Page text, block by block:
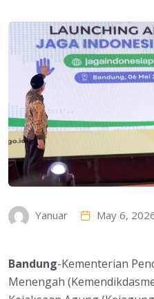
Yanuar May 6,
Bandung-Kementerian
Menengah